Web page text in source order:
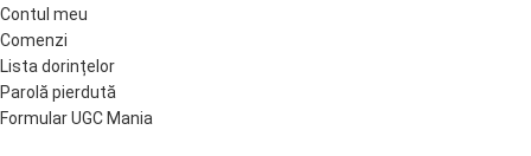
Contul meu
Comenzi
Lista dorințelor
Parolă pierdută
Formular UGC Mania